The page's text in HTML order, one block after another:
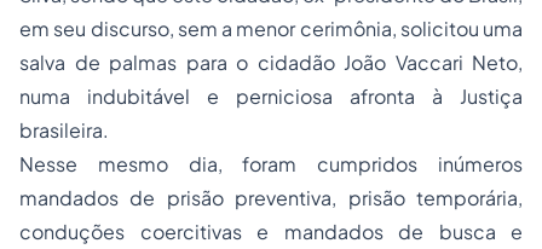
em seu discurso, sem a menor cerimônia, solicitou uma
salva de palmas para o cidadão João Vaccari Neto,
numa indubitável e perniciosa afronta à Justiça
brasileira.
Nesse mesmo dia, foram cumpridos inúmeros
mandados de prisão preventiva, prisão temporária,
conduções coercitivas e mandados de busca e